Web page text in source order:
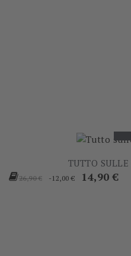
TUTTO
Prezzo
26,90 € -12,00 € Prezzo
14,90 €